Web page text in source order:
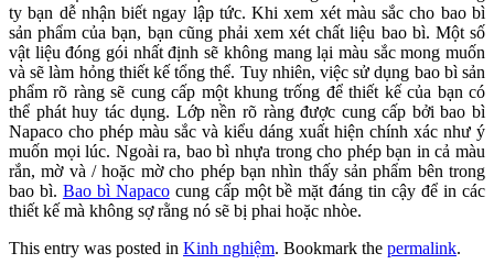
ty bạn dễ nhận biết ngay lập tức. Khi xem xét màu sắc cho bao bì
sản phẩm của bạn, bạn cũng phải xem xét chất liệu bao bì. Một số
vật liệu đóng gói nhất định sẽ không mang lại màu sắc mong muốn
và sẽ làm hỏng thiết kế tổng thể. Tuy nhiên, việc sử dụng bao bì sản
phẩm rõ ràng sẽ cung cấp một khung trống để thiết kế của bạn có
thể phát huy tác dụng. Lớp nền rõ ràng được cung cấp bởi bao bì
Napaco cho phép màu sắc và kiểu dáng xuất hiện chính xác như ý
muốn mọi lúc. Ngoài ra, bao bì nhựa trong cho phép bạn in cả màu
rắn, mờ và / hoặc mờ cho phép bạn nhìn thấy sản phẩm bên trong
bao bì. Bao bì Napacocung cấp một bề mặt đáng tin cậy để in các
thiết kế mà không sợ rằng nó sẽ bị phai hoặc nhòe.
This entry was posted in Kinh nghiệm. Bookmark the permalink.